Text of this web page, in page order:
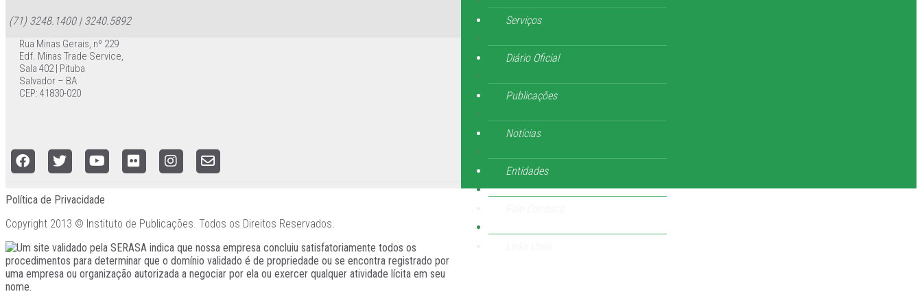
(71) 3248.1400 | 3240.5892
Rua Minas Gerais, nº 229
Edf. Minas Trade Service,
Sala 402 | Pituba
Salvador – BA
CEP: 41830-020
Política de Privacidade
Copyright 2013 © Instituto de Publicações. Todos os Direitos Reservados.
Serviços
Diário Oficial
Publicações
Notícias
Entidades